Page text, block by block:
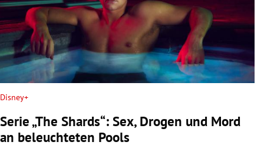
Untermenü
Untermenü
Untermenü
Untermenü
Untermenü
Disney+
Serie „The Shards“: Sex, Drogen und Mord
an beleuchteten Pools